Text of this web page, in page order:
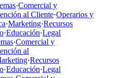
·Comercial y
al Cliente·Operarios y
·Marketing·Recursos
·Educación·Legal
·Comercial y
al
·Recursos
·Educación·Legal